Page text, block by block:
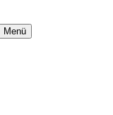
Menü